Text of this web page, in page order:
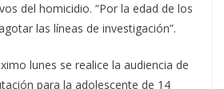
del homicidio. “Por la edad de los
las líneas de investigación”.
lunes se realice la audiencia de
para la adolescente de 14